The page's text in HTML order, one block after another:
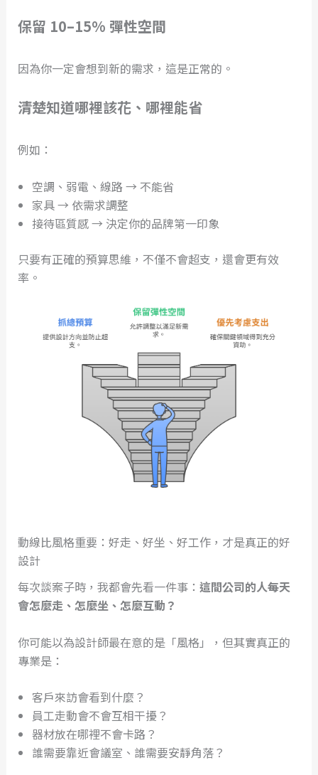
保留 10–15% 彈性空間
因為你一定會想到新的需求，這是正常的。
清楚知道哪裡該花、哪裡能省
例如：
空調、弱電、線路 → 不能省
家具 → 依需求調整
接待區質感 → 決定你的品牌第一印象
只要有正確的預算思維，不僅不會超支，還會更有效
率。
動線比風格重要：好走、好坐、好工作，才是真正的好
設計
每次談案子時，我都會先看一件事： 這間公司的人每天
會怎麼走、怎麼坐、怎麼互動？
你可能以為設計師最在意的是「風格」，但其實真正的
專業是：
客戶來訪會看到什麼？
員工走動會不會互相干擾？
器材放在哪裡不會卡路？
誰需要靠近會議室、誰需要安靜角落？